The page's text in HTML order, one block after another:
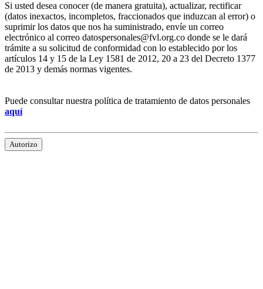
Si usted desea conocer (de manera gratuita), actualizar, rectificar
(datos inexactos, incompletos, fraccionados que induzcan al error) o
suprimir los datos que nos ha suministrado, envíe un correo
electrónico al correo datospersonales@fvl.org.co donde se le dará
trámite a su solicitud de conformidad con lo establecido por los
artículos 14 y 15 de la Ley 1581 de 2012, 20 a 23 del Decreto 1377
de 2013 y demás normas vigentes.
Puede consultar nuestra política de tratamiento de datos personales
aquí
Autorizo